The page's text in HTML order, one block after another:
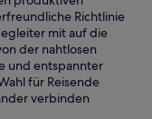
Richtlinie
mit auf die
der nahtlosen
und entspannter
für Reisende
verbinden